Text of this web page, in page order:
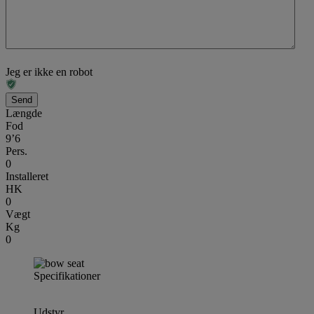
Jeg er ikke en robot
Længde
Fod
9’6
Pers.
0
Installeret
HK
0
Vægt
Kg
0
Specifikationer